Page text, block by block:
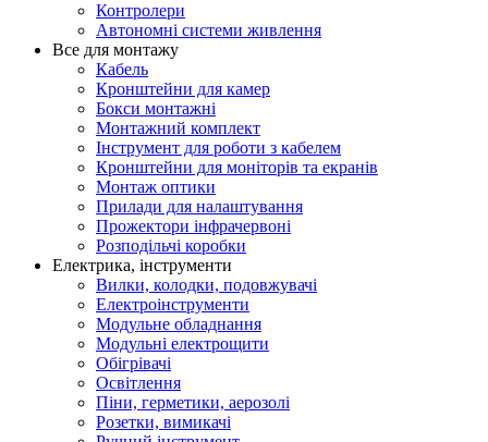
Контролери
Автономні системи живлення
Все для монтажу
Кабель
Кронштейни для камер
Бокси монтажні
Монтажний комплект
Інструмент для роботи з кабелем
Кронштейни для моніторів та екранів
Монтаж оптики
Прилади для налаштування
Прожектори інфрачервоні
Розподільчі коробки
Електрика, інструменти
Вилки, колодки, подовжувачі
Електроінструменти
Модульне обладнання
Модульні електрощити
Обігрівачі
Освітлення
Піни, герметики, аерозолі
Розетки, вимикачі